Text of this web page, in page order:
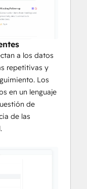
equipos a
los
CRM manual
de trabajo
que
y la
a los datos
repetitivas y
Los
en un lenguaje
de
de las